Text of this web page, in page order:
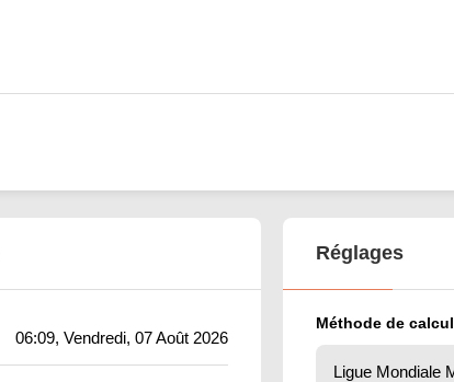
06:09, Vendredi, 07 Août 2026
Réglages
Méthode de calcul